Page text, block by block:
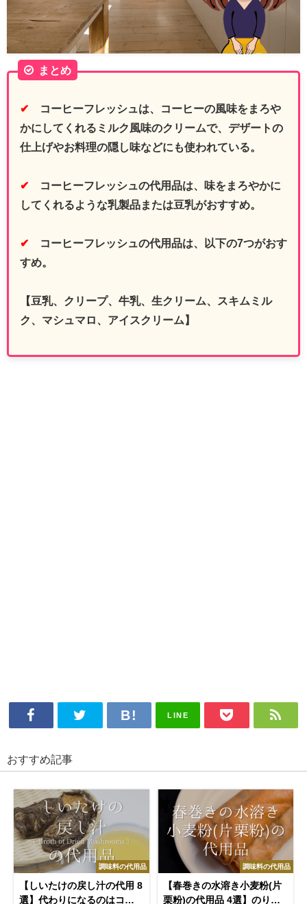
まとめ
✔ コーヒーフレッシュは、コーヒーの風味をまろや
かにしてくれるミルク風味のクリームで、デザートの
仕上げやお料理の隠し味などにも使われている。
✔ コーヒーフレッシュの代用品は、味をまろやかに
してくれるような乳製品または豆乳がおすすめ。
✔ コーヒーフレッシュの代用品は、以下の7つがおす
すめ。
【豆乳、クリープ、牛乳、生クリーム、スキムミル
ク、マシュマロ、アイスクリーム】
LINE
おすすめ記事
調味料の代用品
【しいたけの戻し汁の代用 8
選】代わりになるのはコレ!!
調味料の代用品
【春巻きの水溶き小麦粉(片
栗粉)の代用品 4選】のりに